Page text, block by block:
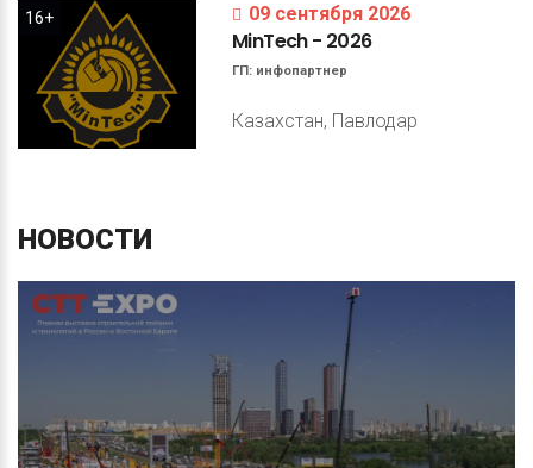
16+ 09 сентября 2026
MinTech- 2026
ГП: инфопартнер
Казахстан, Павлодар
НОВОСТИ